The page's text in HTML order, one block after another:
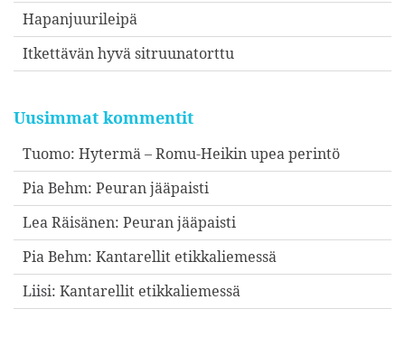
Hapanjuurileipä
Itkettävän hyvä sitruunatorttu
Uusimmat kommentit
Tuomo: Hytermä – Romu-Heikin upea perintö
Pia Behm: Peuran jääpaisti
Lea Räisänen: Peuran jääpaisti
Pia Behm: Kantarellit etikkaliemessä
Liisi: Kantarellit etikkaliemessä